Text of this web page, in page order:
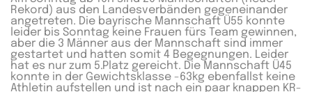
Rekord) aus den Landesverbänden gegeneinander
angetreten. Die bayrische Mannschaft Ü55 konnte
leider bis Sonntag keine Frauen fürs Team gewinnen,
aber die 3 Männer aus der Mannschaft sind immer
gestartet und hatten somit 4 Begegnungen. Leider
hat es nur zum 5.Platz gereicht. Die Mannschaft Ü45
konnte in der Gewichtsklasse -63kg ebenfallst keine
Athletin aufstellen und ist nach ein paar knappen KR-